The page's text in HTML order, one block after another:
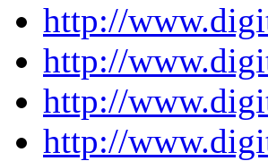
http://
http://
http://
http://